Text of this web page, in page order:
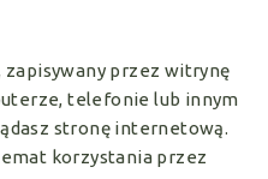
zapisywany przez witrynę
telefonie lub innym
stronę internetową.
korzystania przez